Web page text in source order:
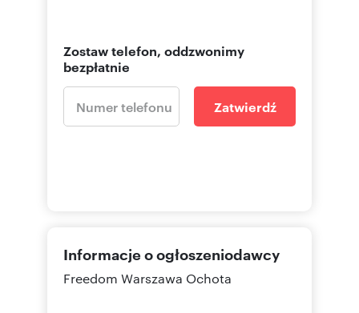
Numer oferty: 41968/3685/OMS
Zostaw telefon, oddzwonimy
bezpłatnie
Zatwierdź
Informacje o ogłoszeniodawcy
Freedom Warszawa Ochota